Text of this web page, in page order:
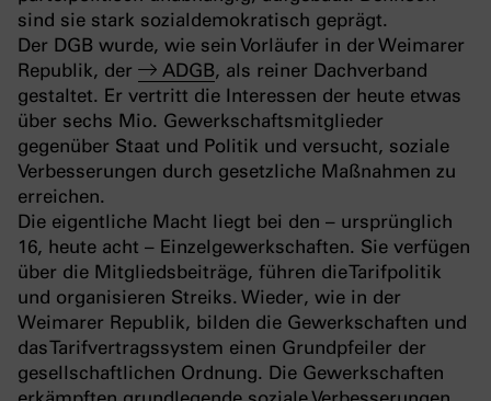
sind sie stark sozialdemokratisch geprägt.
Der DGB wurde, wie sein Vorläufer in der Weimarer
Republik, der
ADGB, als reiner Dachverband
gestaltet. Er vertritt die Interessen der heute etwas
über sechs Mio. Gewerkschaftsmitglieder
gegenüber Staat und Politik und versucht, soziale
Verbesserungen durch gesetzliche Maßnahmen zu
erreichen.
Die eigentliche Macht liegt bei den – ursprünglich
16, heute acht – Einzelgewerkschaften. Sie verfügen
über die Mitgliedsbeiträge, führen die Tarifpolitik
und organisieren Streiks. Wieder, wie in der
Weimarer Republik, bilden die Gewerkschaften und
das Tarifvertragssystem einen Grundpfeiler der
gesellschaftlichen Ordnung. Die Gewerkschaften